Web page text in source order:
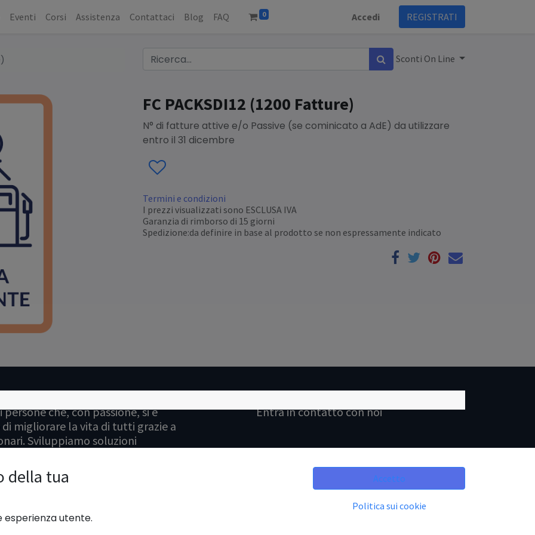
Eventi Corsi Assistenza Contattaci Blog FAQ 0 Accedi REGISTRATI
Sconti On Line
FC PACKSDI12 (1200 Fatture)
N° di fatture attive e/o Passive (se cominicato a AdE) da utilizzare
entro il 31 dicembre
Termini e condizioni
I prezzi visualizzati sono ESCLUSA IVA
Garanzia di rimborso di 15 giorni
Spedizione:da definire in base al prodotto se non espressamente indicato
che, con passione, si è
migliorare la vita di tutti grazie a
Sviluppiamo soluzioni
progettati per le piccole e
Entra in contatto con noi
info@rcproject.it
94-0539
della tua
esperienza utente.
Accetto
Politica sui cookie